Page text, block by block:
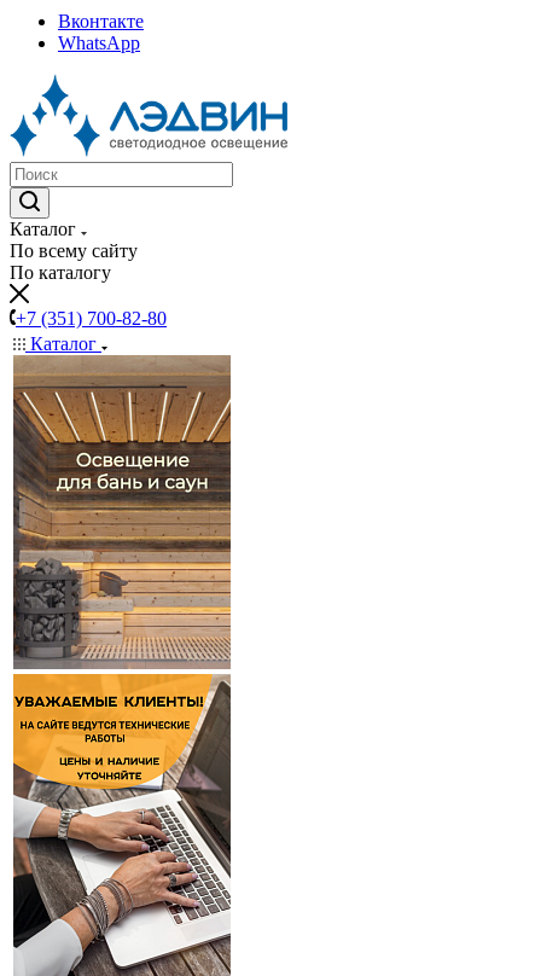
Вконтакте
WhatsApp
Каталог
По всему сайту
По каталогу
+7 (351) 700-82-80
Каталог